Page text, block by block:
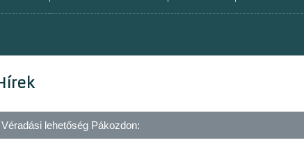
Véradási lehetőség Pákozdon: